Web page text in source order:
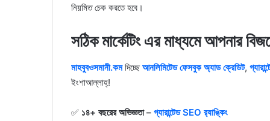
নিয়মিত চেক করতে হবে।
সঠিক মার্কেটিং এর মাধ্যমে আপনার
মাহবুবওসমানী.কমদিচ্ছে আনলিমিটেড ফেসবুক অ্যাড ক্রেডিট,
ইংশাআল্লাহ্‌!
✅ ১৪+ বছরের অভিজ্ঞতা – গ্যারান্টেড SEO র‍্যাঙ্কিং